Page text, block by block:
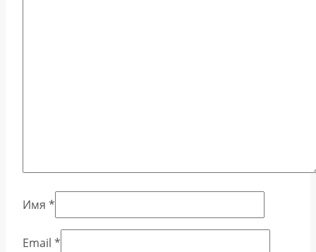
Имя *
Email *